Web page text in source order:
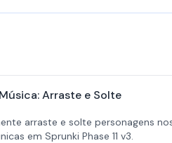
Arraste e Solte
arraste e solte personagens
em Sprunki Phase 11 v3.